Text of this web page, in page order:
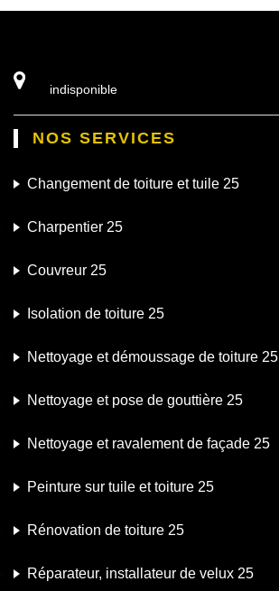
indisponible
NOS SERVICES
Changement de toiture et tuile 25
Charpentier 25
Couvreur 25
Isolation de toiture 25
Nettoyage et démoussage de toiture 25
Nettoyage et pose de gouttière 25
Nettoyage et ravalement de façade 25
Peinture sur tuile et toiture 25
Rénovation de toiture 25
Réparateur, installateur de velux 25